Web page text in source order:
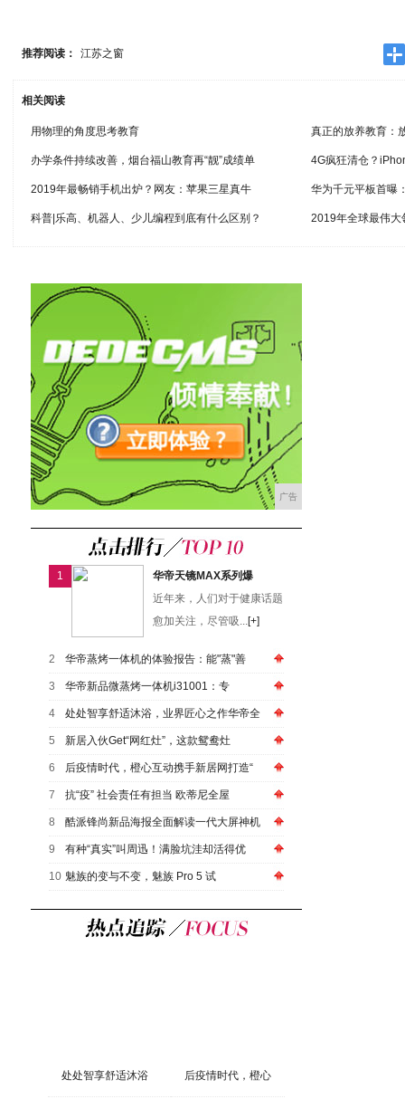
推荐阅读： 江苏之窗
相关阅读
用物理的角度思考教育 真正的放养教育：
办学条件持续改善，烟台福山教育再“靓”成绩单 4G疯狂清仓？
2019年最畅销手机出炉？网友：苹果三星真牛 华为千元平板首曝
科普|乐高、机器人、少儿编程到底有什么区别？ 2019年全球最伟大
广告
1
华帝天镜MAX系列爆
近年来，人们对于健康话题
愈加关注，尽管吸...[+]
2 华帝蒸烤一体机的体验报告：能"蒸"善
3 华帝新品微蒸烤一体机i31001：专
4 处处智享舒适沐浴，业界匠心之作华帝全
5 新居入伙Get“网红灶”，这款鸳鸯灶
6 后疫情时代，橙心互动携手新居网打造“
7 抗“疫” 社会责任有担当 欧蒂尼全屋
8 酷派锋尚新品海报全面解读一代大屏神机
9 有种“真实”叫周迅！满脸坑洼却活得优
10 魅族的变与不变，魅族 Pro 5 试
处处智享舒适沐浴 后疫情时代，橙心